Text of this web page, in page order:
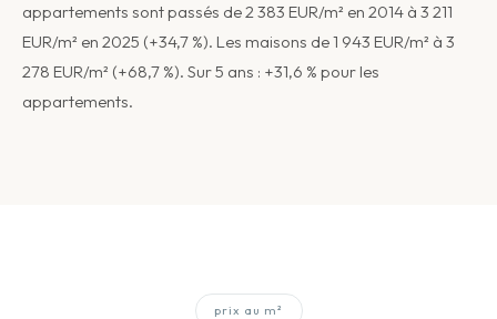
appartements sont passés de 2 383 EUR/m² en 2014 à 3 211
EUR/m² en 2025 (+34,7 %). Les maisons de 1 943 EUR/m² à 3
278 EUR/m² (+68,7 %). Sur 5 ans : +31,6 % pour les
appartements.
prix au m²